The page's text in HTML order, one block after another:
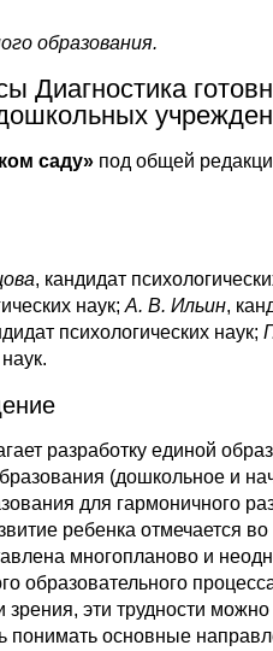
образования.
Диагностика
саду» под общей
, кандидат
наук; А. В. Ильин,
психологических наук;
разработку единой
(дошкольное и
для гармоничного
ребенка отмечается
многопланово и
образовательного
зрения, эти трудности
понимать основные